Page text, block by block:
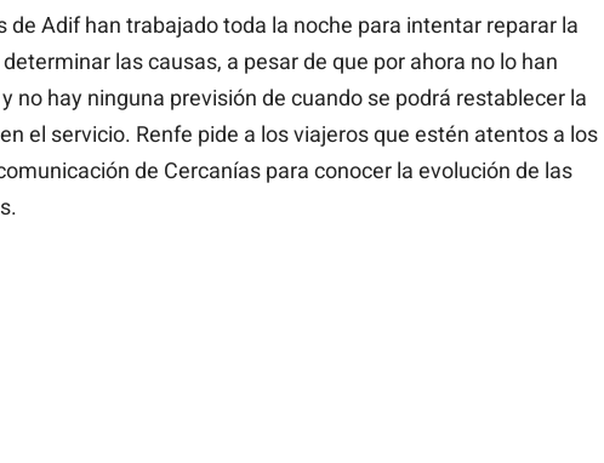
de Adif han trabajado toda la noche para intentar reparar la
las causas, a pesar de que por ahora no lo han
no hay ninguna previsión de cuando se podrá restablecer la
el servicio. Renfe pide a los viajeros que estén atentos a los
de Cercanías para conocer la evolución de las